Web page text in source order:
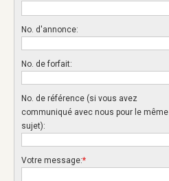
No. d'annonce:
No. de forfait:
No. de référence (si vous avez
communiqué avec nous pour le même
sujet):
Votre message:*